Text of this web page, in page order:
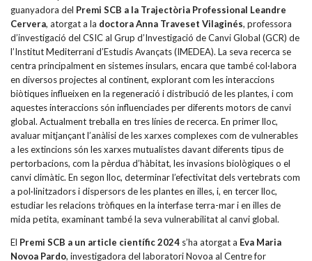
guanyadora del Premi SCB a la Trajectòria Professional Leandre
Cervera , atorgat a la doctora Anna Traveset Vilaginés , professora
d’investigació del CSIC al Grup d’Investigació de Canvi Global (GCR) de
l’Institut Mediterrani d’Estudis Avançats (IMEDEA). La seva recerca se
centra principalment en sistemes insulars, encara que també col·labora
en diversos projectes al continent, explorant com les interaccions
biòtiques influeixen en la regeneració i distribució de les plantes, i com
aquestes interaccions són influenciades per diferents motors de canvi
global. Actualment treballa en tres línies de recerca. En primer lloc,
avaluar mitjançant l’anàlisi de les xarxes complexes com de vulnerables
a les extincions són les xarxes mutualistes davant diferents tipus de
pertorbacions, com la pèrdua d’hàbitat, les invasions biològiques o el
canvi climàtic. En segon lloc, determinar l’efectivitat dels vertebrats com
a pol·linitzadors i dispersors de les plantes en illes, i, en tercer lloc,
estudiar les relacions tròfiques en la interfase terra-mar i en illes de
mida petita, examinant també la seva vulnerabilitat al canvi global.
El Premi SCB a un article científic 2024 s’ha atorgat a Eva Maria
Novoa Pardo , investigadora del laboratori Novoa al Centre for